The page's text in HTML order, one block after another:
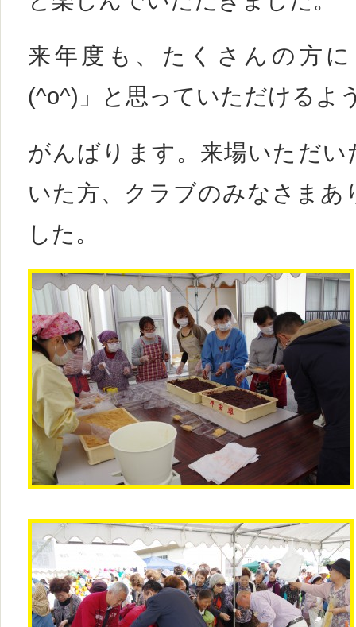
来年度も、たくさんの方
(^o^)」と思っていただけるよ
がんばります。来場いただい
いた方、クラブのみなさまあ
した。